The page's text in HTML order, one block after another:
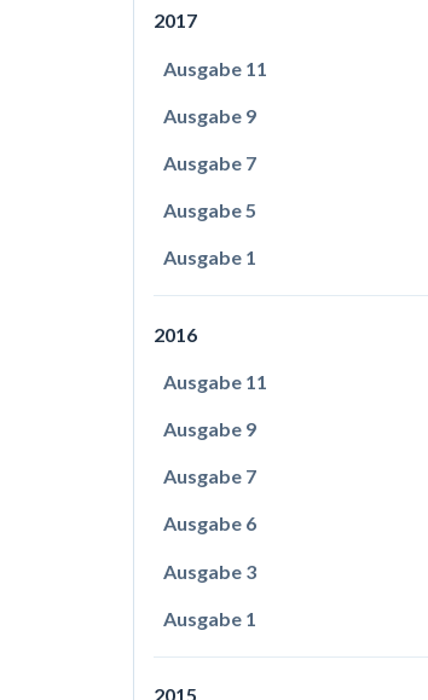
2017
Ausgabe 11
Ausgabe 9
Ausgabe 7
Ausgabe 5
Ausgabe 1
2016
Ausgabe 11
Ausgabe 9
Ausgabe 7
Ausgabe 6
Ausgabe 3
Ausgabe 1
2015